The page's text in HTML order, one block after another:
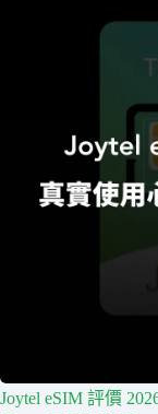
Joytel eSIM 評價